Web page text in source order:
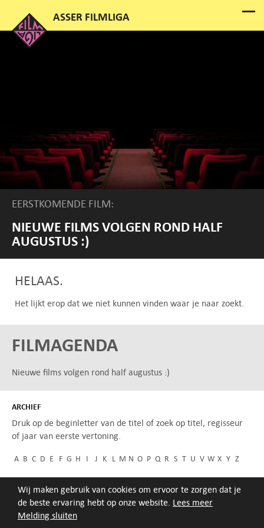
Melding sluiten
Wij maken gebruik van cookies om ervoor te zorgen dat je
de beste ervaring hebt op onze website. Lees meer
EERSTKOMENDE FILM:
NIEUWE FILMS VOLGEN ROND HALF
AUGUSTUS :)
HELAAS.
Het lijkt erop dat we niet kunnen vinden waar je naar zoekt.
FILMAGENDA
Nieuwe films volgen rond half augustus :)
ARCHIEF
Druk op de beginletter van de titel of zoek op titel, regisseur
of jaar van eerste vertoning.
A B C D E F G H I J K L M N O P Q R S T U V W X Y Z